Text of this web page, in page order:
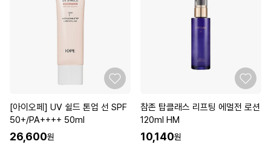
[아이오페] UV 쉴드 톤업 선 SPF
50+/PA++++ 50ml
26,600원
참존 탑클래스 리프팅 에멀전 로션
120ml HM
10,140원